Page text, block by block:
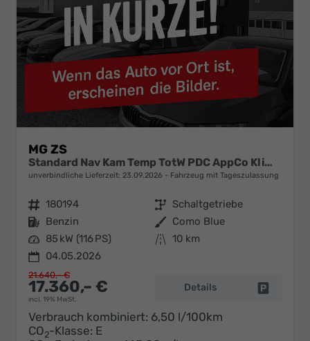
MG ZS
Standard Nav Kam Temp TotW PDC AppCo Klimaaut
unverbindliche Lieferzeit: 23.09.2026 Fahrzeug mit Tageszulassung
Fahrzeugnr. 180194 Getriebe Schaltgetriebe
Kraftstoff Benzin Außenfarbe Como Blue
Leistung 85 kW (116 PS) Kilometerstand 10 km
04.05.2026
17.360,– €
incl. 19% MwSt.
21.640,– €
Details
Verbrauch kombiniert: 6,50 l/100km
CO2-Klasse: E